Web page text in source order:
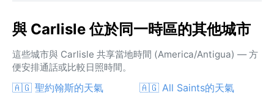
與 Carlisle 位於同一時區的其他城市
這些城市與 Carlisle 共享當地時間 (America/Antigua) — 方
便安排通話或比較日照時間。
🇦🇬 聖約翰斯的天氣 🇦🇬 All Saints的天氣